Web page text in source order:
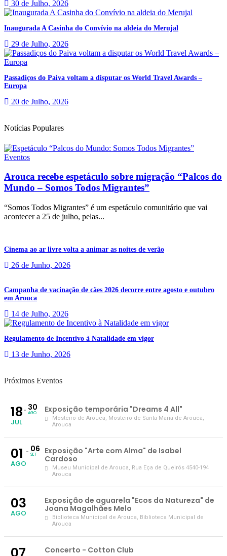
30 de Julho, 2026
Inaugurada A Casinha do Convívio na aldeia do Merujal
29 de Julho, 2026
Passadiços do Paiva voltam a disputar os World Travel Awards –
Europa
20 de Julho, 2026
Notícias Populares
Eventos
Arouca recebe espetáculo sobre migração “Palcos do
Mundo – Somos Todos Migrantes”
“Somos Todos Migrantes” é um espetáculo comunitário que vai
acontecer a 25 de julho, pelas...
Cinema ao ar livre volta a animar as noites de verão
26 de Junho, 2026
Campanha de vacinação de cães 2026 decorre entre agosto e outubro
em Arouca
14 de Julho, 2026
Regulamento de Incentivo à Natalidade em vigor
13 de Junho, 2026
Próximos Eventos
18
JUL
30
AGO Exposição temporária "Dreams 4 All"
Mosteiro de Arouca, Mosteiro de Santa Maria de Arouca,
Arouca
01
AGO
06
SET
Exposição "Arte com Alma" de Isabel
Cardoso
Museu Municipal de Arouca, Rua Eça de Queirós 4540-194
Arouca
03
AGO
Exposição de aguarela "Ecos da Natureza" de
Joana Magalhães Melo
Biblioteca Municipal de Arouca, Biblioteca Municipal de
Arouca
Concerto - Cotton Club